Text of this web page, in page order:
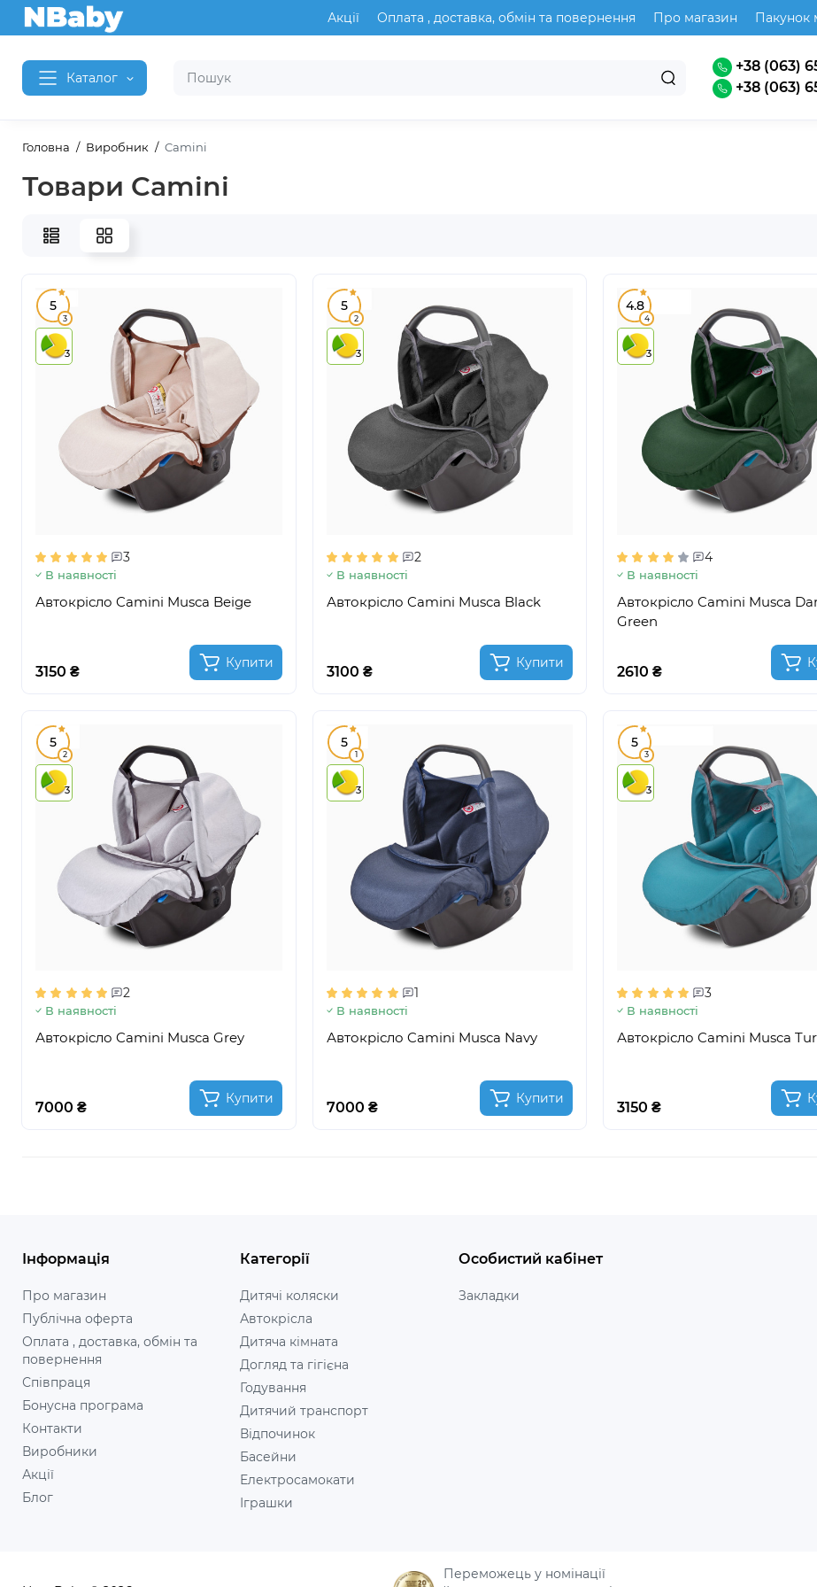
Акції Оплата , доставка, обмін та повернення Про магазин Пакунок
Каталог
+38 (063)
+38 (063)
Головна Виробник Camini
Товари Camini
5
3
3
3
В наявності
Автокрісло Camini Musca Beige
3150 ₴
Купити
5
2
3
2
В наявності
Автокрісло Camini Musca Black
3100 ₴
Купити
4.8
4
3
4
В наявності
Автокрісло Camini Musca
Green
2610 ₴
5
2
3
2
В наявності
Автокрісло Camini Musca Grey
7000 ₴
Купити
5
1
3
1
В наявності
Автокрісло Camini Musca Navy
7000 ₴
Купити
5
3
3
3
В наявності
Автокрісло Camini Musca
3150 ₴
Інформація
Про магазин
Публічна оферта
Оплата , доставка, обмін та
повернення
Співпраця
Бонусна програма
Контакти
Виробники
Акції
Блог
Категорії
Дитячі коляски
Автокрісла
Дитяча кімната
Догляд та гігієна
Годування
Дитячий транспорт
Відпочинок
Басейни
Електросамокати
Іграшки
Особистий кабінет
Закладки
Переможець у номінації